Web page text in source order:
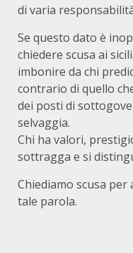
di varia
Se questo dato è
chiedere scusa ai
imbonire da chi
contrario di quello
dei posti di
selvaggia.
Chi ha valori,
sottragga e si
Chiediamo scusa
tale parola.